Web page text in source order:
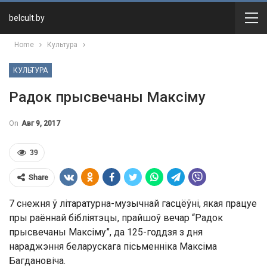
belcult.by
Home Культура
КУЛЬТУРА
Радок прысвечаны Максіму
On Авг 9, 2017
39
Share
7 снежня ў літаратурна-музычнай гасцёўні, якая працуе
пры раённай бібліятэцы, прайшоў вечар “Радок
прысвечаны Максіму”, да 125-годдзя з дня
нараджэння беларускага пісьменніка Максіма
Багдановіча.